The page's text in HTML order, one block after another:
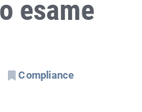
esame
Compliance